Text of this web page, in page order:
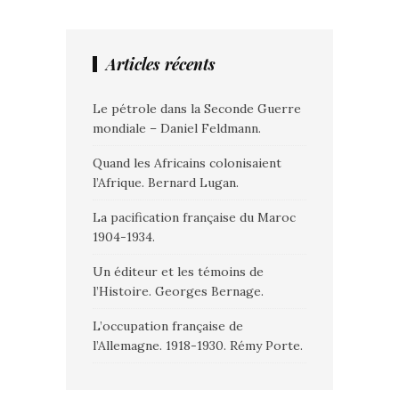
Articles récents
Le pétrole dans la Seconde Guerre
mondiale – Daniel Feldmann.
Quand les Africains colonisaient
l’Afrique. Bernard Lugan.
La pacification française du Maroc
1904-1934.
Un éditeur et les témoins de
l’Histoire. Georges Bernage.
L’occupation française de
l’Allemagne. 1918-1930. Rémy Porte.